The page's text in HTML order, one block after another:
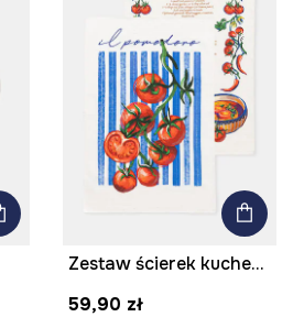
Zestaw ścierek kuchennych z dodatkiem lnu
59,90 zł